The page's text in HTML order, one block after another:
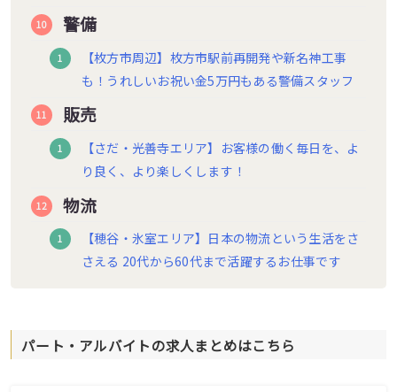
警備
【枚方市周辺】枚方市駅前再開発や新名神工事
も！うれしいお祝い金5万円もある警備スタッフ
販売
【さだ・光善寺エリア】お客様の働く毎日を、よ
り良く、より楽しくします！
物流
【穂谷・氷室エリア】日本の物流という生活をさ
さえる 20代から60代まで活躍するお仕事です
パート・アルバイトの求人まとめはこちら